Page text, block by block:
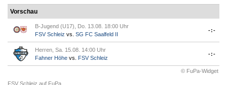
Vorschau
B-Jugend (U17), Do. 13.08. 18:00 Uhr
FSV Schleiz vs. SG FC Saalfeld II
-:-
Herren, Sa. 15.08. 14:00 Uhr
Fahner Höhe vs. FSV Schleiz
-:-
© FuPa-Widget
FSV Schleiz auf FuPa